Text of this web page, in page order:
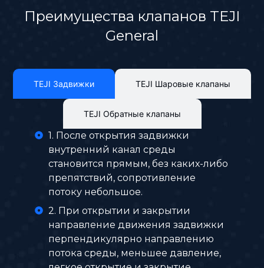
Преимущества клапанов TEJI
General
TEJI Задвижки TEJI Шаровые клапаны
TEJI Обратные клапаны
1. После открытия задвижки
внутренний канал среды
становится прямым, без каких-либо
препятствий, сопротивление
потоку небольшое.
2. При открытии и закрытии
направление движения задвижки
перпендикулярно направлению
потока среды, меньшее давление,